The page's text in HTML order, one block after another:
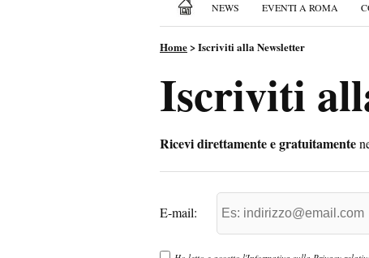
NEWS EVENTI A ROMA
Home>Iscriviti alla Newsletter
Iscriviti
Ricevi direttamente e gratuitamente
E-mail: